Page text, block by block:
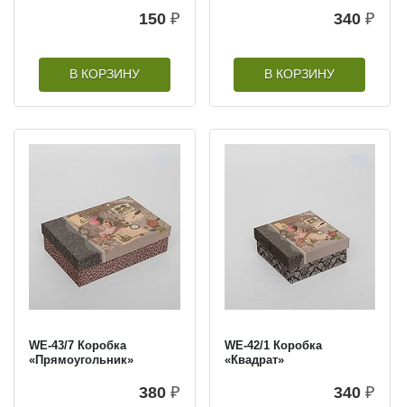
150 ₽
В КОРЗИНУ
340 ₽
В КОРЗИНУ
WE-43/7 Коробка
«Прямоугольник»
380 ₽
WE-42/1 Коробка
«Квадрат»
340 ₽